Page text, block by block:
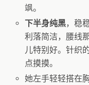
飒。
​下半身纯黑​，稳
利落简洁，腰线
儿特别好。针织
点摸摸。
她左手轻轻搭在